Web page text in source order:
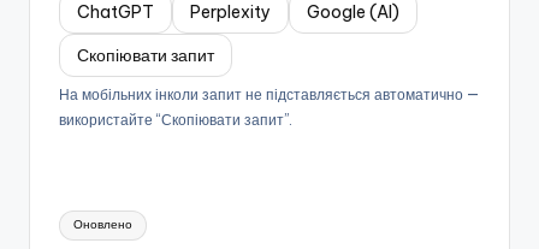
ChatGPT Perplexity
Google (AI)
Скопіювати запит
На мобільних інколи запит не підставляється автоматично —
використайте “Скопіювати запит”.
Метки:
Оновлено